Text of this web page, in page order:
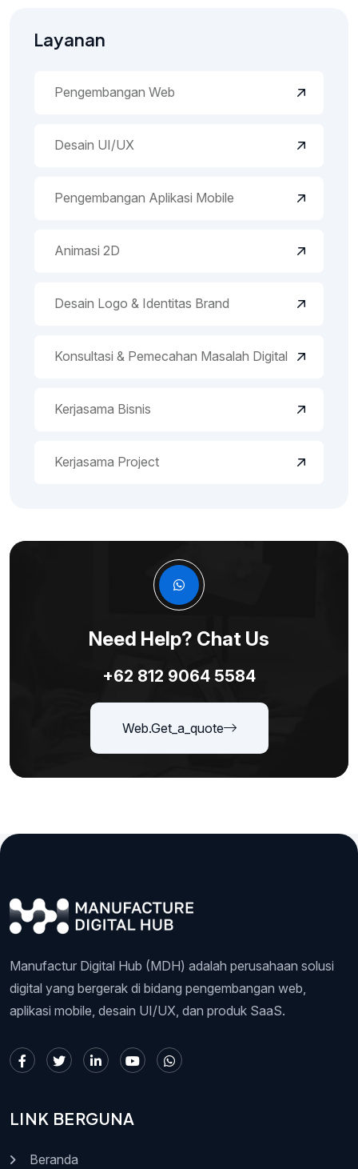
Layanan
Pengembangan Web
Desain UI/UX
Pengembangan Aplikasi Mobile
Animasi 2D
Desain Logo & Identitas Brand
Konsultasi & Pemecahan Masalah Digital
Kerjasama Bisnis
Kerjasama Project
Need Help? Chat Us
+62 812 9064 5584
Web.get_a_quote
Manufactur Digital Hub (MDH) adalah perusahaan solusi
digital yang bergerak di bidang pengembangan web,
aplikasi mobile, desain UI/UX, dan produk SaaS.
LINK BERGUNA
Beranda